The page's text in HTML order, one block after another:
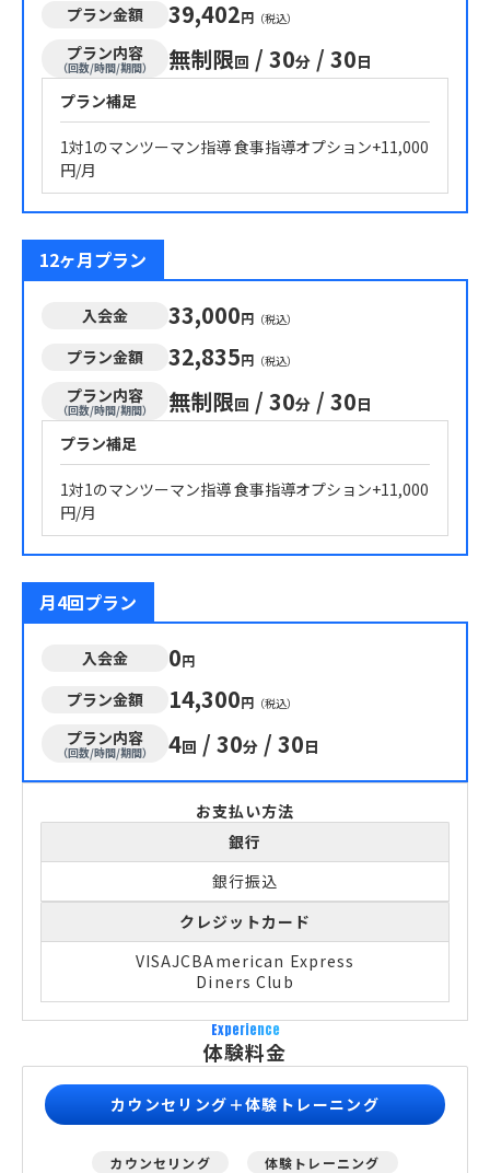
プラン金額 39,402円 （税込）
プラン内容
（回数/時間/期間） 無制限回 / 30分 / 30日
プラン補足
1対1のマンツーマン指導 食事指導オプション+11,000
円/月
12ヶ月プラン
入会金 33,000円 （税込）
プラン金額 32,835円 （税込）
プラン内容
（回数/時間/期間） 無制限回 / 30分 / 30日
プラン補足
1対1のマンツーマン指導 食事指導オプション+11,000
円/月
月4回プラン
入会金 0円
プラン金額 14,300円 （税込）
プラン内容
（回数/時間/期間） 4回 / 30分 / 30日
お支払い方法
銀行
銀行振込
クレジットカード
VISAJCBAmerican Express
Diners Club
Experience
体験料金
カウンセリング＋体験トレーニング
カウンセリング 体験トレーニング